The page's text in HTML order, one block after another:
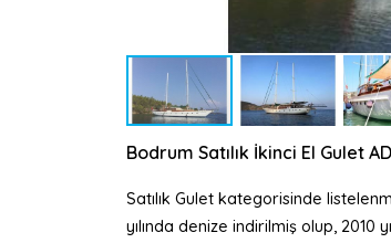
Bodrum Satılık İkinci El Gulet
Satılık Gulet kategorisinde
yılında denize indirilmiş olup, 2010